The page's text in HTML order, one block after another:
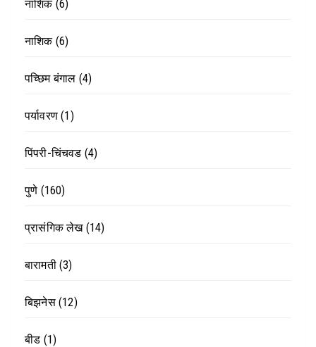
नाशिक(6)
नाशिक(6)
पच्छिम बंगाल (4)
पर्यावरण (1)
पिंपरी-चिंचवड (4)
पुणे (160)
प्रासंगिक लेख(14)
बारामती(3)
बिझनेस(12)
बीड (1)